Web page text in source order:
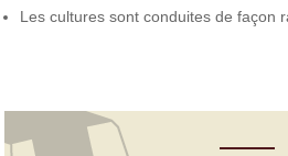
Les cultures sont conduites de façon